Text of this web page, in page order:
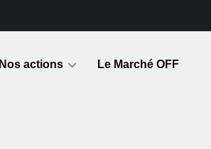
Nos actions Le Marché OFF